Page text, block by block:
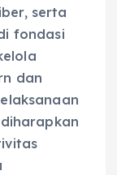
serta
fondasi
dan